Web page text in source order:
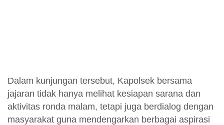
Dalam kunjungan tersebut, Kapolsek bersama
jajaran tidak hanya melihat kesiapan sarana dan
aktivitas ronda malam, tetapi juga berdialog dengan
masyarakat guna mendengarkan berbagai aspirasi